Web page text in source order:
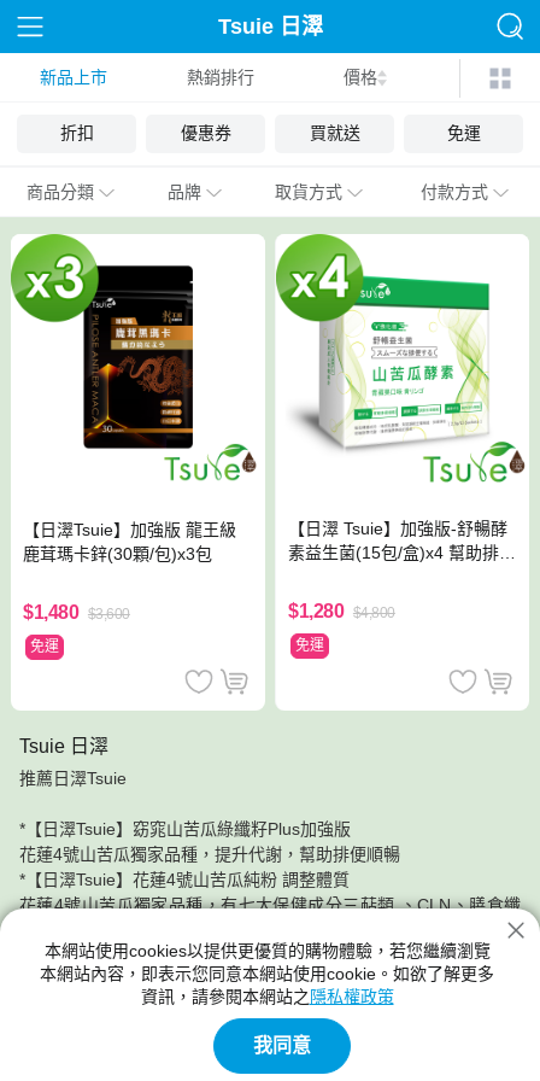
Tsuie 日濢
新品上市 熱銷排行 價格
折扣 優惠券 買就送 免運
商品分類 品牌 取貨方式 付款方式
【日濢Tsuie】加強版 龍王級
鹿茸瑪卡鋅(30顆/包)x3包
$1,480 $3,600
免運
【日濢 Tsuie】加強版-舒暢酵
素益生菌(15包/盒)x4 幫助排便
菌株
$1,280 $4,800
免運
Tsuie 日濢
推薦日濢Tsuie
*【日濢Tsuie】窈窕山苦瓜綠纖籽Plus加強版
花蓮4號山苦瓜獨家品種，提升代謝，幫助排便順暢
*【日濢Tsuie】花蓮4號山苦瓜純粉 調整體質
花蓮4號山苦瓜獨家品種，有七大保健成分三萜類 、CLN、膳食纖
維、葉酸、維生素C、總酚、類黃酮，適合調整體質，滋補強身的人
使用
分期零利率!神腦給你最實惠的價格，最安心的服務品質。
本網站使用cookies以提供更優質的購物體驗，若您繼續瀏覽
本網站內容，即表示您同意本網站使用cookie。如欲了解更多
資訊，請參閱本網站之 隱私權政策
我同意